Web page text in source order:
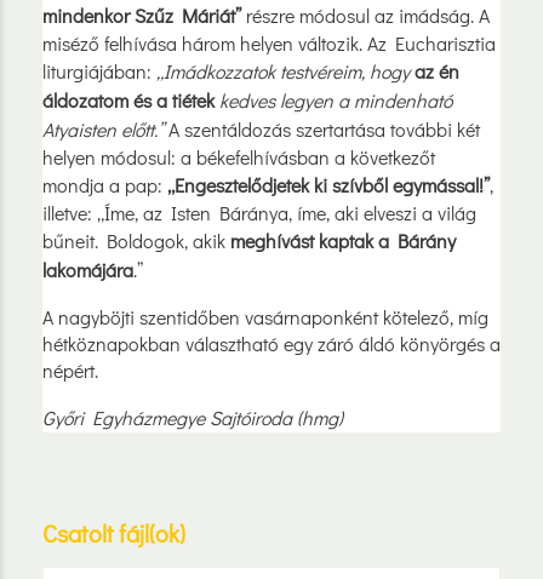
mindenkor Szűz Máriát” részre módosul az imádság. A
miséző felhívása három helyen változik. Az Eucharisztia
liturgiájában: „Imádkozzatok testvéreim, hogyaz én
áldozatom és a tiétekkedves legyen a mindenható
Atyaisten előtt.”A szentáldozás szertartása további két
helyen módosul: a békefelhívásban a következőt
mondja a pap: „Engesztelődjetek ki szívből egymással!”,
illetve: „Íme, az Isten Báránya, íme, aki elveszi a világ
bűneit. Boldogok, akik meghívást kaptak a Bárány
lakomájára.”
A nagyböjti szentidőben vasárnaponként kötelező, míg
hétköznapokban választható egy záró áldó könyörgés a
népért.
Győri Egyházmegye Sajtóiroda (hmg)
Csatolt fájl(ok)